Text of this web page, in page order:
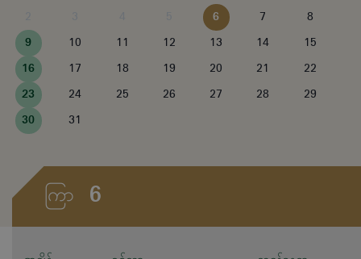
6 7
8
9
10 11 12 13 14
15
16
17 18 19 20 21
22
23
24 25 26 27 28
29
30
31
ကြာ 6